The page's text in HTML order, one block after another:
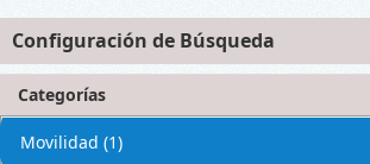
Configuración de Búsqueda
Categorías
Movilidad (1)